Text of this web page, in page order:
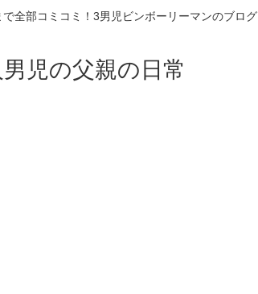
全部コミコミ！3男児ビンボーリーマンのブログ
児の父親の日常